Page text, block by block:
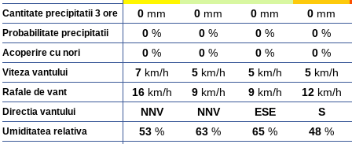
Cantitate precipitatii 3 ore 0 mm 0 mm 0 mm 0 mm
Probabilitate precipitatii 0 % 0 % 0 % 0 %
Acoperire cu nori 0 % 0 % 0 % 0 %
Viteza vantului 7km/h 5km/h 5km/h 5km/h
Rafale de vant 16km/h 9km/h 9km/h 12km/h
Directia vantului NNV NNV ESE S
Umiditatea relativa 53 % 63 % 65 % 48 %